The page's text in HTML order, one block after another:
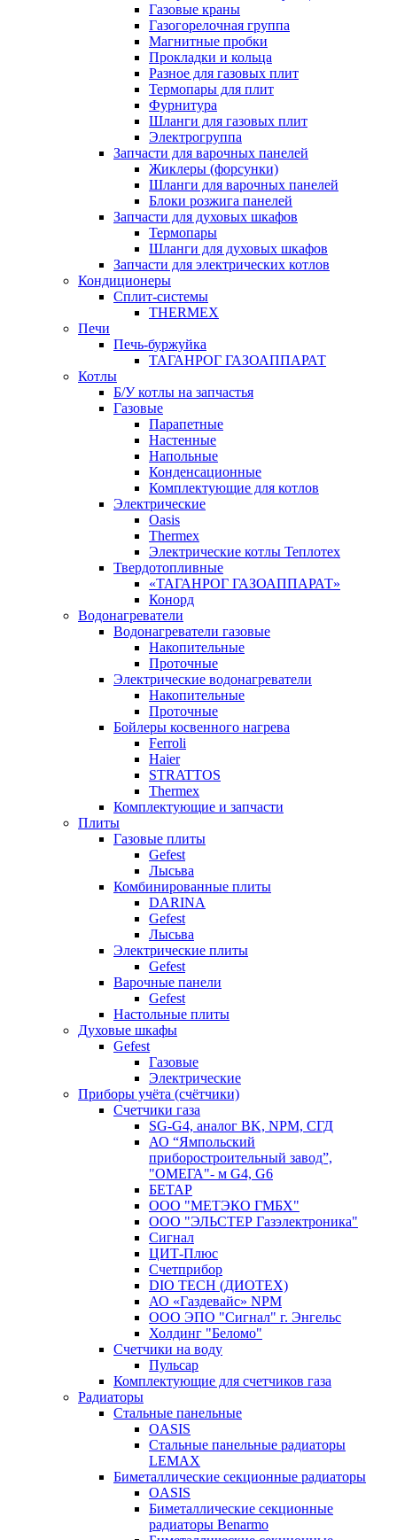
Газовые краны
Газогорелочная группа
Магнитные пробки
Прокладки и кольца
Разное для газовых плит
Термопары для плит
Фурнитура
Шланги для газовых плит
Электрогруппа
Запчасти для варочных панелей
Жиклеры (форсунки)
Шланги для варочных панелей
Блоки розжига панелей
Запчасти для духовых шкафов
Термопары
Шланги для духовых шкафов
Запчасти для электрических котлов
Кондиционеры
Сплит-системы
THERMEX
Печи
Печь-буржуйка
ТАГАНРОГ ГАЗОАППАРАТ
Котлы
Б/У котлы на запчастья
Газовые
Парапетные
Настенные
Напольные
Конденсационные
Комплектующие для котлов
Электрические
Oasis
Thermex
Электрические котлы Теплотех
Твердотопливные
«ТАГАНРОГ ГАЗОАППАРАТ»
Конорд
Водонагреватели
Водонагреватели газовые
Накопительные
Проточные
Электрические водонагреватели
Накопительные
Проточные
Бойлеры косвенного нагрева
Ferroli
Haier
STRATTOS
Thermex
Комплектующие и запчасти
Плиты
Газовые плиты
Gefest
Лысьва
Комбинированные плиты
DARINA
Gefest
Лысьва
Электрические плиты
Gefest
Варочные панели
Gefest
Настольные плиты
Духовые шкафы
Gefest
Газовые
Электрические
Приборы учёта (счётчики)
Счетчики газа
SG-G4, аналог BK, NPM, СГД
АО “Ямпольский
приборостроительный завод”,
"ОМЕГА"- м G4, G6
БЕТАР
ООО "МЕТЭКО ГМБХ"
ООО "ЭЛЬСТЕР Газэлектроника"
Сигнал
ЦИТ-Плюс
Счетприбор
DIO TECH (ДИОТЕХ)
АО «Газдевайс» NPM
ООО ЭПО "Сигнал" г. Энгельс
Холдинг "Беломо"
Счетчики на воду
Пульсар
Комплектующие для счетчиков газа
Радиаторы
Стальные панельные
OASIS
Стальные панельные радиаторы
LEMAX
Биметаллические секционные радиаторы
OASIS
Биметаллические секционные
радиаторы Benarmo